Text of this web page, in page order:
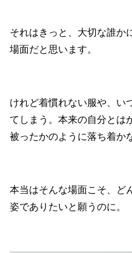
それはきっと、大切な誰か
場面だと思います。
けれど着慣れない服や、い
てしまう。本来の自分とは
被ったかのように落ち着か
本当はそんな場面こそ、ど
姿でありたいと願うのに。